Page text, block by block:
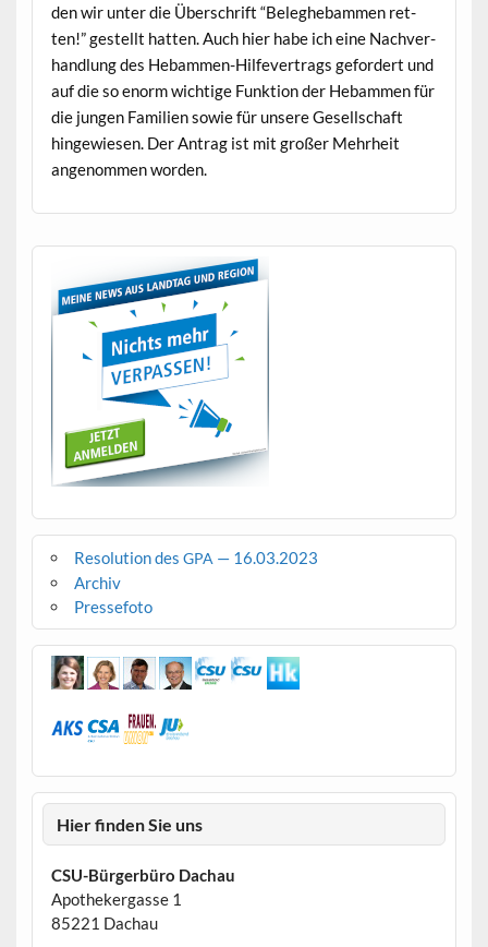
den wir unter die Über­schrift “Beleghe­bam­men ret­
ten!” gestellt hat­ten. Auch hier habe ich eine Nachver­
hand­lung des Hebam­men-Hil­fever­trags gefordert und
auf die so enorm wichtige Funk­tion der Hebam­men für
die jun­gen Fam­i­lien sowie für unsere Gesellschaft
hingewiesen. Der Antrag ist mit großer Mehrheit
angenom­men worden.
Resolution des GPA — 16.03.2023
Archiv
Pressefoto
Hier finden Sie uns
CSU-Bürgerbüro Dachau
Apothekergasse 1
85221 Dachau